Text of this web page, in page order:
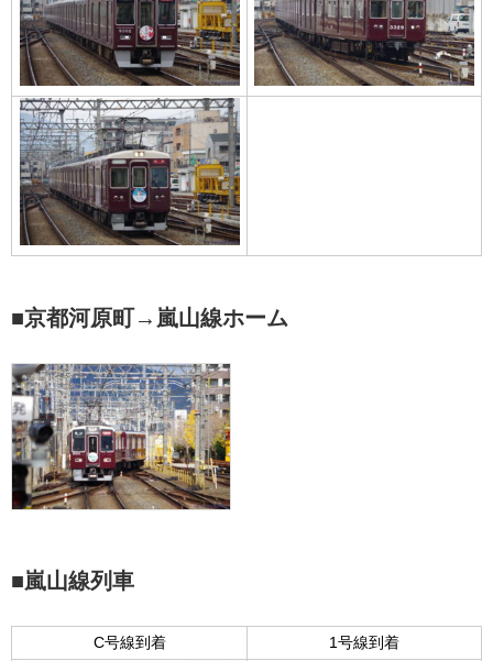
■京都河原町→嵐山線ホーム
■嵐山線列車
C号線到着 1号線到着